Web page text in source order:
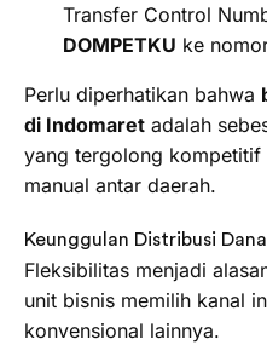
Transfer Control
DOMPETKU ke
Perlu diperhatikan bahwa
di Indomaret adalah
yang tergolong
manual antar daerah.
Keunggulan Distribusi
Fleksibilitas menjadi
unit bisnis memilih kanal
konvensional lainnya.